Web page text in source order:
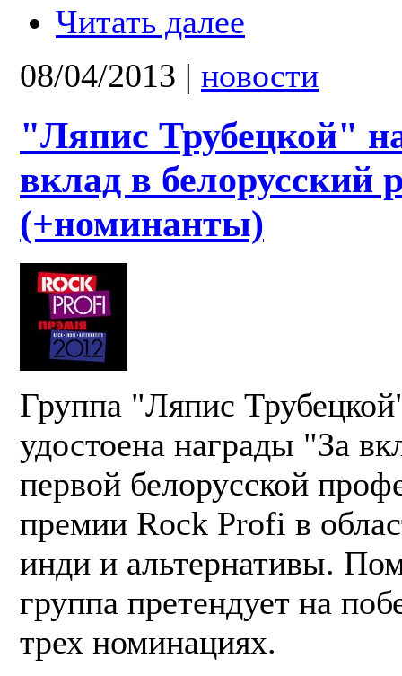
Читать далее
08/04/2013 | новости
"Ляпис Трубецкой"
вклад в белорусский
(+номинанты)
Группа "Ляпис
удостоена награды "За
первой белорусской
премии Rock Profi в
инди и альтернативы.
группа претендует на
трех номинациях.